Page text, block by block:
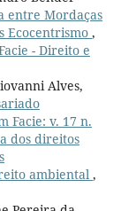
entre Mordaças
Ecocentrismo ,
- Direito e
Alves,
Facie: v. 17 n.
dos direitos
ambiental ,